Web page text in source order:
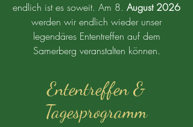
endlich ist es soweit. Am 8. August 2026
werden wir endlich wieder unser
legendäres Ententreffen auf dem
Samerberg veranstalten können.
Ententreffen &
Tagesprogramm